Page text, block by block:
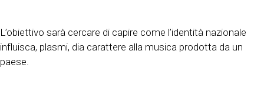
L’obiettivo sarà cercare di capire come l’identità nazionale
influisca, plasmi, dia carattere alla musica prodotta da un
paese.